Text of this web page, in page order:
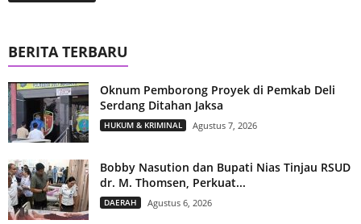
BERITA TERBARU
Oknum Pemborong Proyek di Pemkab Deli
Serdang Ditahan Jaksa
HUKUM & KRIMINAL Agustus 7, 2026
Bobby Nasution dan Bupati Nias Tinjau RSUD
dr. M. Thomsen, Perkuat...
DAERAH Agustus 6, 2026